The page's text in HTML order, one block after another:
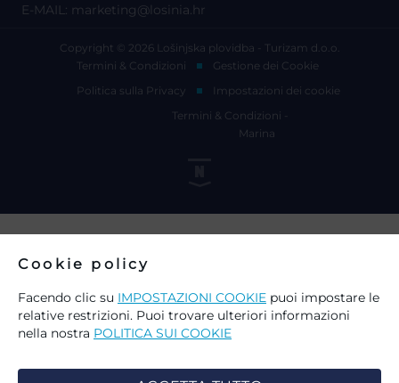
E-MAIL: marketing@losinia.hr
Copyright © 2026 Lošinjska plovidba - Turizam d.o.o.
Termini & Condizioni
Gestione dei Cookie
Politica sulla Privacy
Impostazioni dei cookie
Termini & Condizioni -
Marina
Cookie policy
Facendo clic su IMPOSTAZIONI COOKIE puoi impostare le
relative restrizioni. Puoi trovare ulteriori informazioni
nella nostra POLITICA SUI COOKIE